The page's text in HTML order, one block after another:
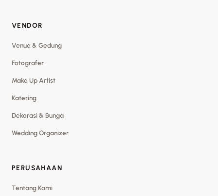
VENDOR
Venue & Gedung
Fotografer
Make Up Artist
Katering
Dekorasi & Bunga
Wedding Organizer
PERUSAHAAN
Tentang Kami